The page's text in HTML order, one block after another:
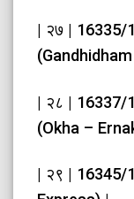
| २७ | 16335/
| २८ | 16337/
(Okha –
| २९ | 16345/